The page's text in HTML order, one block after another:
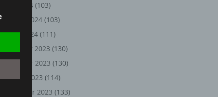
März 2024 (103)
2024 (103)
2024 (111)
Dezember 2023 (130)
November 2023 (130)
2023 (114)
September 2023 (133)